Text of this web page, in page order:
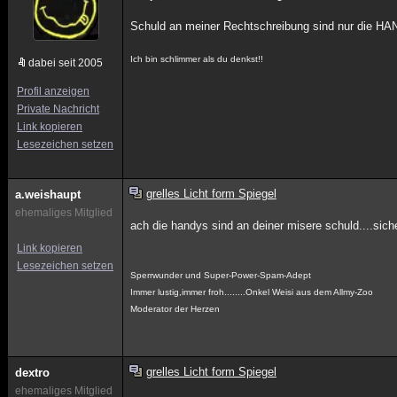
dabei seit 2005
Profil anzeigen
Private Nachricht
Link kopieren
Lesezeichen setzen
Schuld an meiner Rechtschreibung sind nur die
Ich bin schlimmer als du denkst!!
a.weishaupt
ehemaliges Mitglied
Link kopieren
Lesezeichen setzen
grelles Licht form Spiegel
ach die handys sind an deiner misere
Sperrwunder und Super-Power-Spam-Adept
Immer lustig,immer froh........Onkel Weisi aus dem Allmy-Zoo
Moderator der Herzen
dextro
ehemaliges Mitglied
grelles Licht form Spiegel